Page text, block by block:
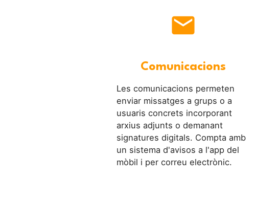
mail
Comunicacions
Les comunicacions permeten
enviar missatges a grups o a
usuaris concrets incorporant
arxius adjunts o demanant
signatures digitals. Compta amb
un sistema d'avisos a l'app del
mòbil i per correu electrònic.